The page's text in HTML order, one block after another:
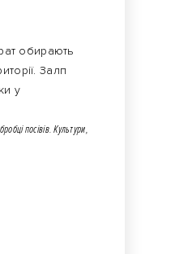
обирають
Залп
у
посівів. Культури,